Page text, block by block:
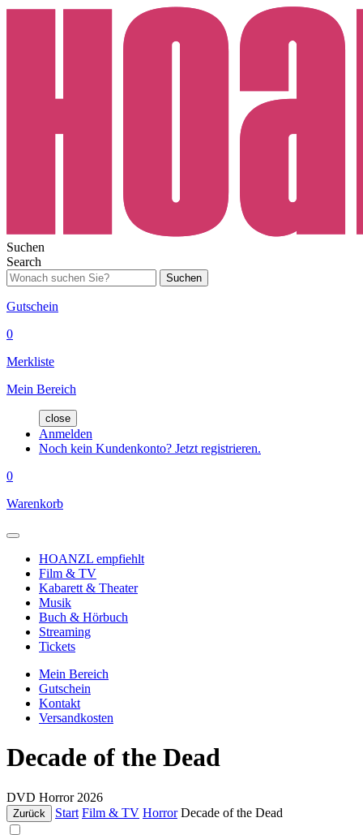
Suchen
Search
Suchen
Gutschein
0
Merkliste
Mein Bereich
close
Anmelden
Noch kein Kundenkonto? Jetzt registrieren.
0
Warenkorb
HOANZL empfiehlt
Film & TV
Kabarett & Theater
Musik
Buch & Hörbuch
Streaming
Tickets
Mein Bereich
Gutschein
Kontakt
Versandkosten
Decade of the Dead
DVD Horror 2026
Zurück Start Film & TV Horror Decade of the Dead